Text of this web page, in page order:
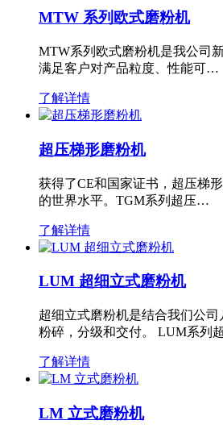
MTW 系列欧式磨粉机
MTW系列欧式磨粉机是我公司
满足客户对产品粒度、性能可…
了解详情
超压梯形磨粉机
获得了CE和国家证书，超压梯
的世界水平。TGM系列超压…
了解详情
LUM 超细立式磨粉机
超细立式磨粉机是结合我们公
粉碎，分级和交付。 LUM系列
了解详情
LM 立式磨粉机